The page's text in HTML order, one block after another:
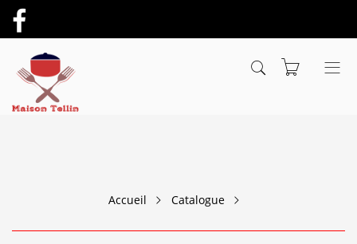
Accueil Catalogue